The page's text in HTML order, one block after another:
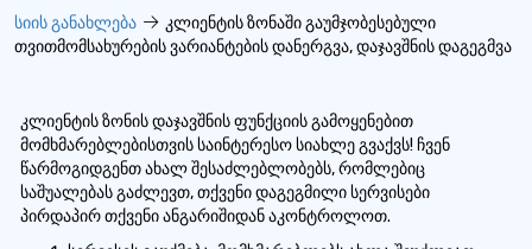
სიის განახლება
კლიენტის ზონაში გაუმჯობესებული
თვითმომსახურების ვარიანტების დანერგვა, დაჯავშნის დაგეგმვა
კლიენტის ზონის დაჯავშნის ფუნქციის გამოყენებით
მომხმარებლებისთვის საინტერესო სიახლე გვაქვს! ჩვენ
წარმოგიდგენთ ახალ შესაძლებლობებს, რომლებიც
საშუალებას გაძლევთ, თქვენი დაგეგმილი სერვისები
პირდაპირ თქვენი ანგარიშიდან აკონტროლოთ.